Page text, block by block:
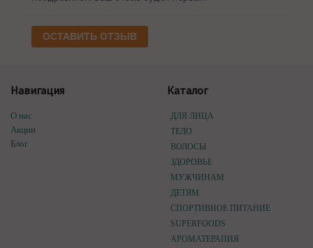
ОСТАВИТЬ ОТЗЫВ
Навигация
О нас
Акции
Блог
Каталог
ДЛЯ ЛИЦА
ТЕЛО
ВОЛОСЫ
ЗДОРОВЬЕ
МУЖЧИНАМ
ДЕТЯМ
СПОРТИВНОЕ ПИТАНИЕ
SUPERFOODS
АРОМАТЕРАПИЯ